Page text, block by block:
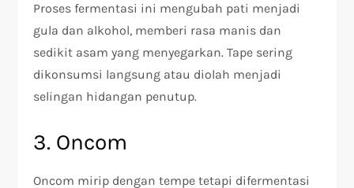
Proses fermentasi ini mengubah pati menjadi
gula dan alkohol, memberi rasa manis dan
sedikit asam yang menyegarkan. Tape sering
dikonsumsi langsung atau diolah menjadi
selingan hidangan penutup.
3. Oncom
Oncom mirip dengan tempe tetapi difermentasi